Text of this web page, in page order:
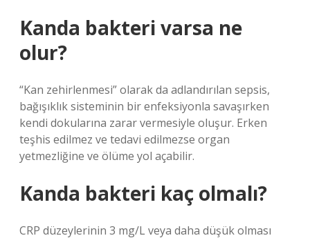
Kanda bakteri varsa ne
olur?
“Kan zehirlenmesi” olarak da adlandırılan sepsis,
bağışıklık sisteminin bir enfeksiyonla savaşırken
kendi dokularına zarar vermesiyle oluşur. Erken
teşhis edilmez ve tedavi edilmezse organ
yetmezliğine ve ölüme yol açabilir.
Kanda bakteri kaç olmalı?
CRP düzeylerinin 3 mg/L veya daha düşük olması